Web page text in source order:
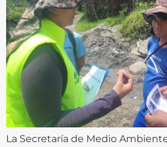
La Secretaría de Medio